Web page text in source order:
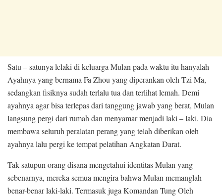
Satu – satunya lelaki di keluarga Mulan pada waktu itu hanyalah
Ayahnya yang bernama Fa Zhou yang diperankan oleh Tzi Ma,
sedangkan fisiknya sudah terlalu tua dan terlihat lemah. Demi
ayahnya agar bisa terlepas dari tanggung jawab yang berat, Mulan
langsung pergi dari rumah dan menyamar menjadi laki – laki. Dia
membawa seluruh peralatan perang yang telah diberikan oleh
ayahnya lalu pergi ke tempat pelatihan Angkatan Darat.
Tak satupun orang disana mengetahui identitas Mulan yang
sebenarnya, mereka semua mengira bahwa Mulan memanglah
benar-benar laki-laki. Termasuk juga Komandan Tung Oleh